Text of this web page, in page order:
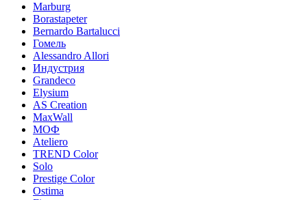
Marburg
Borastapeter
Bernardo Bartalucci
Гомель
Alessandro Allori
Индустрия
Grandeco
Elysium
AS Creation
MaxWall
МОФ
Ateliero
TREND Color
Solo
Prestige Color
Ostima